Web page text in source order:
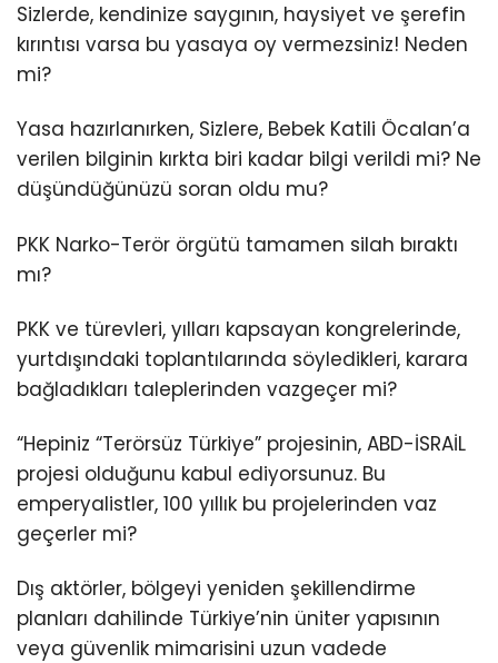
Sizlerde, kendinize saygının, haysiyet ve şerefin
kırıntısı varsa bu yasaya oy vermezsiniz! Neden
mi?
Yasa hazırlanırken, Sizlere, Bebek Katili Öcalan’a
verilen bilginin kırkta biri kadar bilgi verildi mi? Ne
düşündüğünüzü soran oldu mu?
PKK Narko-Terör örgütü tamamen silah bıraktı
mı?
PKK ve türevleri, yılları kapsayan kongrelerinde,
yurtdışındaki toplantılarında söyledikleri, karara
bağladıkları taleplerinden vazgeçer mi?
“Hepiniz “Terörsüz Türkiye” projesinin, ABD-İSRAİL
projesi olduğunu kabul ediyorsunuz. Bu
emperyalistler, 100 yıllık bu projelerinden vaz
geçerler mi?
Dış aktörler, bölgeyi yeniden şekillendirme
planları dahilinde Türkiye’nin üniter yapısının
veya güvenlik mimarisini uzun vadede